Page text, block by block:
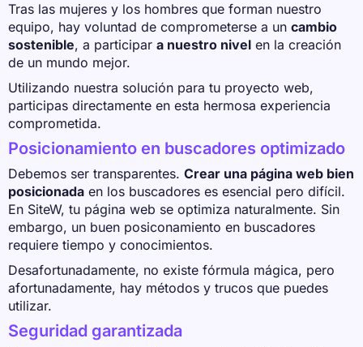
Tras las mujeres y los hombres que forman nuestro
equipo, hay voluntad de comprometerse a un cambio
sostenible, a participar a nuestro nivel en la creación
de un mundo mejor.
Utilizando nuestra solución para tu proyecto web,
participas directamente en esta hermosa experiencia
comprometida.
Posicionamiento en buscadores optimizado
Debemos ser transparentes. Crear una página web bien
posicionada en los buscadores es esencial pero difícil.
En SiteW, tu página web se optimiza naturalmente. Sin
embargo, un buen posiconamiento en buscadores
requiere tiempo y conocimientos.
Desafortunadamente, no existe fórmula mágica, pero
afortunadamente, hay métodos y trucos que puedes
utilizar.
Seguridad garantizada